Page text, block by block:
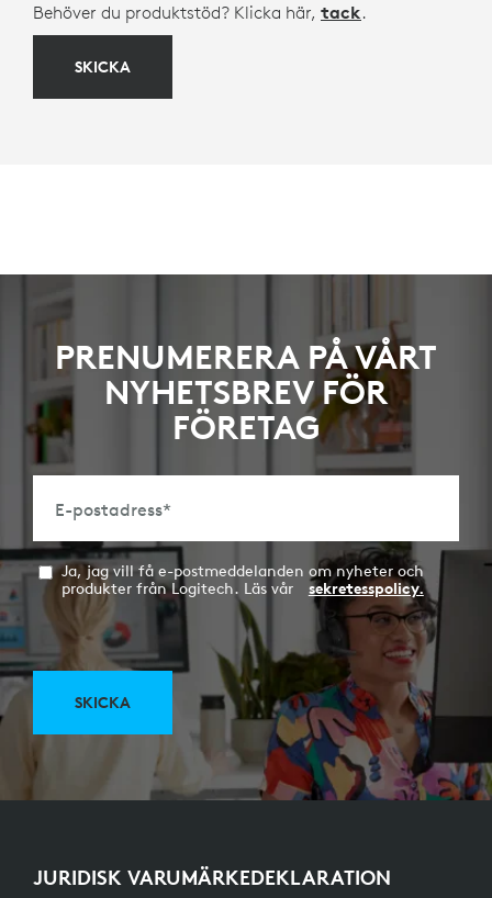
Behöver du produktstöd? Klicka här, tack.
SKICKA
PRENUMERERA PÅ VÅRT
NYHETSBREV FÖR
FÖRETAG
E-postadress*
Ja, jag vill få e-postmeddelanden om nyheter och
produkter från Logitech. Läs vår
sekretesspolicy.
SKICKA
JURIDISK VARUMÄRKEDEKLARATION